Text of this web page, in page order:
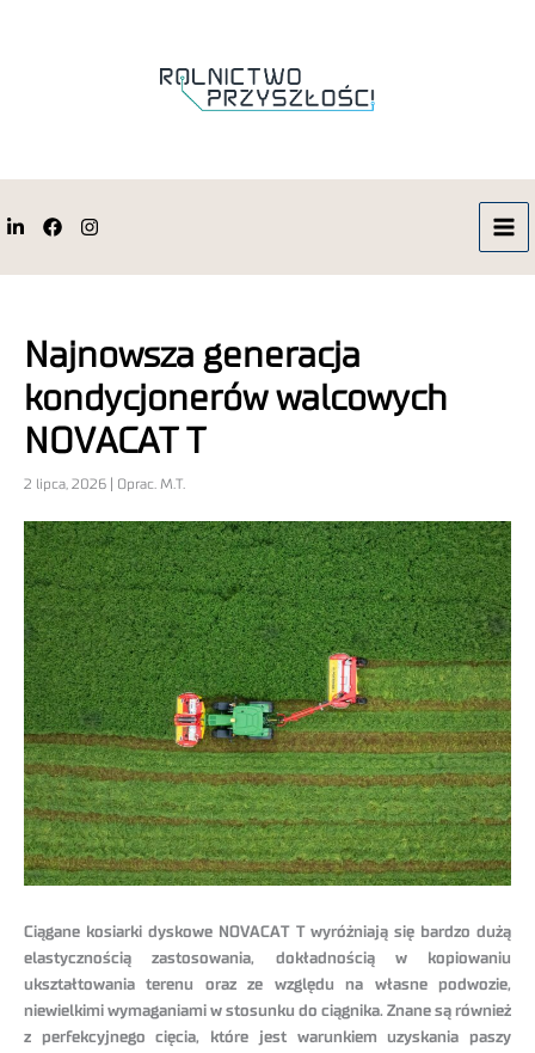
Najnowsza generacja
kondycjonerów walcowych
NOVACAT T
2 lipca, 2026 | Oprac. M.T.
Ciągane kosiarki dyskowe NOVACAT T wyróżniają się bardzo dużą
elastycznością zastosowania, dokładnością w kopiowaniu
ukształtowania terenu oraz ze względu na własne podwozie,
niewielkimi wymaganiami w stosunku do ciągnika. Znane są również
z perfekcyjnego cięcia, które jest warunkiem uzyskania paszy